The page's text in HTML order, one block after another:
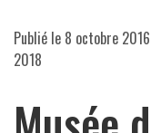
Publié le 8 octobre
2018